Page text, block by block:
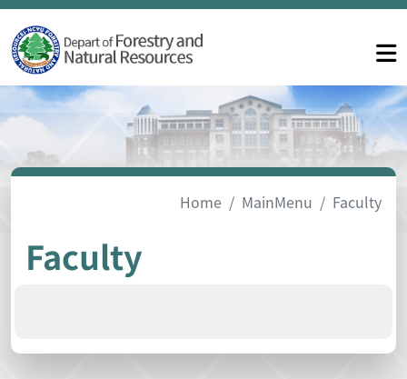
Home MainMenu Faculty
Faculty